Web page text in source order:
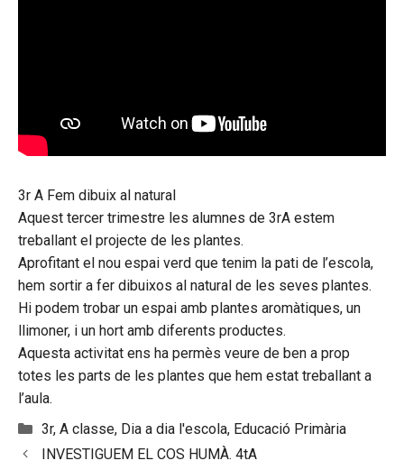
3r A Fem dibuix al natural
Aquest tercer trimestre les alumnes de 3rA estem
treballant el projecte de les plantes.
Aprofitant el nou espai verd que tenim la pati de l’escola,
hem sortir a fer dibuixos al natural de les seves plantes.
Hi podem trobar un espai amb plantes aromàtiques, un
llimoner, i un hort amb diferents productes.
Aquesta activitat ens ha permès veure de ben a prop
totes les parts de les plantes que hem estat treballant a
l’aula.
Categories
3r, A classe, Dia a dia l'escola, Educació Primària
INVESTIGUEM EL COS HUMÀ. 4tA